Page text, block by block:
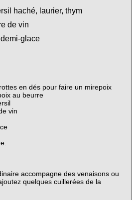
haché, laurier, thym
de vin
glace
en dés pour faire un mirepoix
au beurre
vin
accompagne des venaisons ou
quelques cuillerées de la